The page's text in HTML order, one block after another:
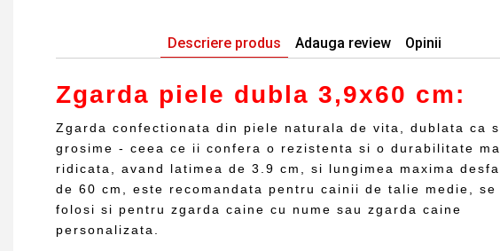
Descriere produs Adauga review Opinii
Zgarda piele dubla 3,9x60 cm:
Zgarda confectionata din piele naturala de vita, dublata ca
grosime - ceea ce ii confera o rezistenta si o durabilitate
ridicata, avand latimea de 3.9 cm, si lungimea maxima
de 60 cm, este recomandata pentru cainii de talie medie, se
folosi si pentru zgarda caine cu nume sau zgarda caine
personalizata.